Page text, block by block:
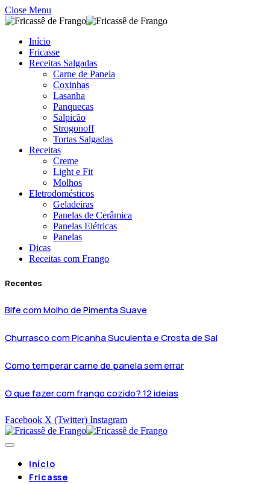
Close Menu
Início
Fricasse
Receitas Salgadas
Carne de Panela
Coxinhas
Lasanha
Panquecas
Salpicão
Strogonoff
Tortas Salgadas
Receitas
Creme
Light e Fit
Molhos
Eletrodomésticos
Geladeiras
Panelas de Cerâmica
Panelas Elétricas
Panelas
Dicas
Receitas com Frango
Recentes
Bife com Molho de Pimenta Suave
Churrasco com Picanha Suculenta e Crosta de Sal
Como temperar carne de panela sem errar
O que fazer com frango cozido? 12 ideias
Facebook X (Twitter) Instagram
Início
Fricasse